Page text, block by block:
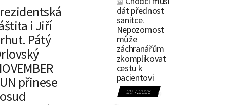
i Jiří
Pátý
přinese
dát přednost
sanitce.
Nepozornost
může
záchranářům
zkomplikovat
cestu k
pacientovi
29.7.2026 0